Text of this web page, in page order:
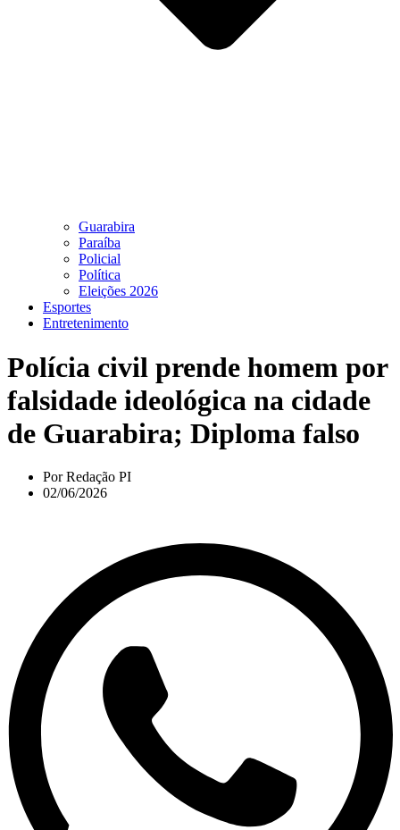
Guarabira
Paraíba
Policial
Política
Eleições 2026
Esportes
Entretenimento
Polícia civil prende homem por
falsidade ideológica na cidade
de Guarabira; Diploma falso
PorRedação PI
02/06/2026